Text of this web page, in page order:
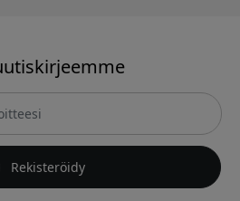
Rekisteröidy